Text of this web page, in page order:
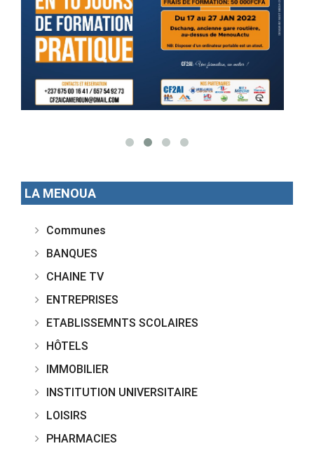
LA MENOUA
Communes
BANQUES
CHAINE TV
ENTREPRISES
ETABLISSEMNTS SCOLAIRES
HÔTELS
IMMOBILIER
INSTITUTION UNIVERSITAIRE
LOISIRS
PHARMACIES